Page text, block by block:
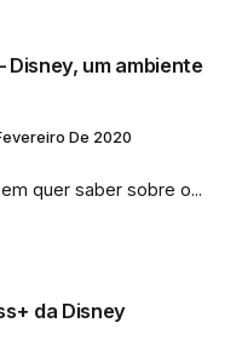
Disney, um ambiente
De 2020
quer saber sobre o...
da Disney